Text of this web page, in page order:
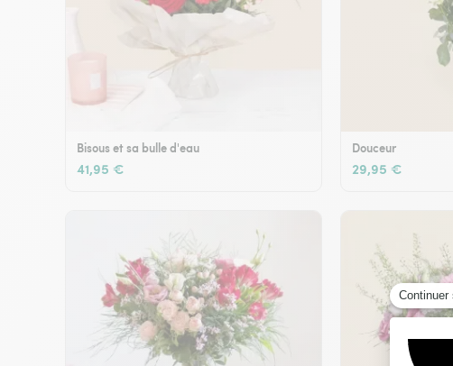
Bisous et sa bulle d'eau
41,95 €
Douceur
29,95 €